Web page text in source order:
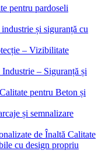
pentru pardoseli
și siguranță cu
– Vizibilitate
– Siguranță și
pentru Beton și
și semnalizare
de Înaltă Calitate
cu design propriu